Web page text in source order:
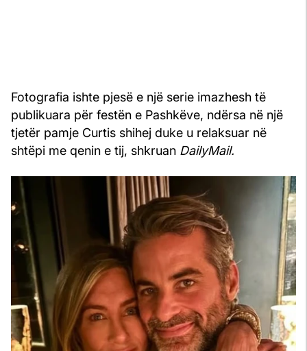
Fotografia ishte pjesë e një serie imazhesh të
publikuara për festën e Pashkëve, ndërsa në një
tjetër pamje Curtis shihej duke u relaksuar në
shtëpi me qenin e tij, shkruan DailyMail.